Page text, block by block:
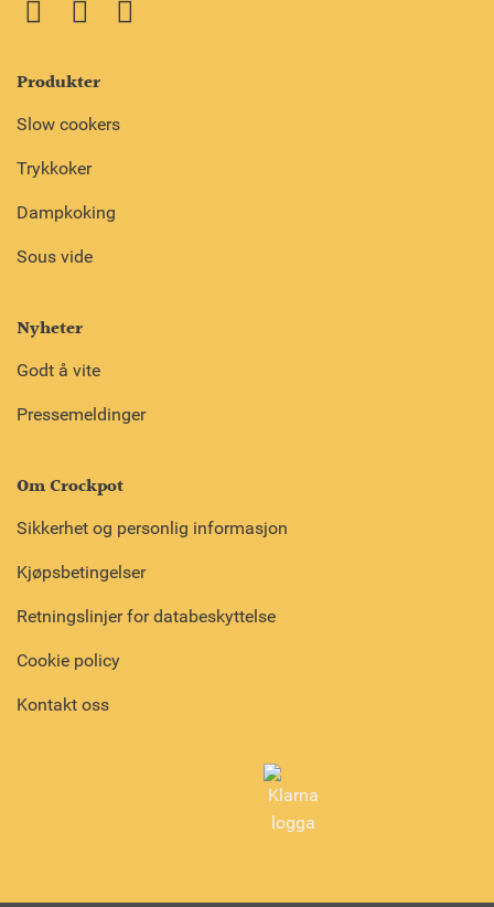
Produkter
Slow cookers
Trykkoker
Dampkoking
Sous vide
Nyheter
Godt å vite
Pressemeldinger
Om Crockpot
Sikkerhet og personlig informasjon
Kjøpsbetingelser
Retningslinjer for databeskyttelse
Cookie policy
Kontakt oss